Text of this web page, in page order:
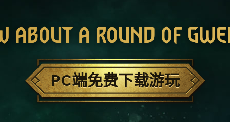
ABOUT A ROUND OF
PC端免费下载游玩